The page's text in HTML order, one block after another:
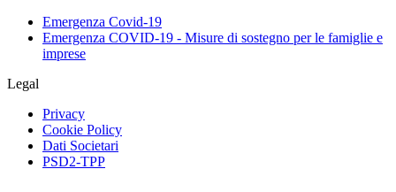
Emergenza Covid-19
Emergenza COVID-19 - Misure di sostegno per le famiglie e
imprese
Legal
Privacy
Cookie Policy
Dati Societari
PSD2-TPP